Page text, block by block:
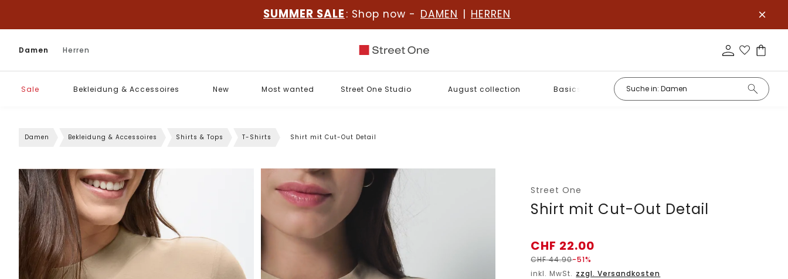
SUMMER SALE : Shop now - DAMEN | HERREN
Damen Herren
Sale Bekleidung & Accessoires New Most wanted Street One Studio August collection Basics
Damen Bekleidung & Accessoires Shirts & Tops T-Shirts Shirt mit Cut-Out Detail
Street One
Shirt mit Cut-Out Detail
CHF 22.00
CHF44.90-51%
inkl. MwSt. zzgl. Versandkosten